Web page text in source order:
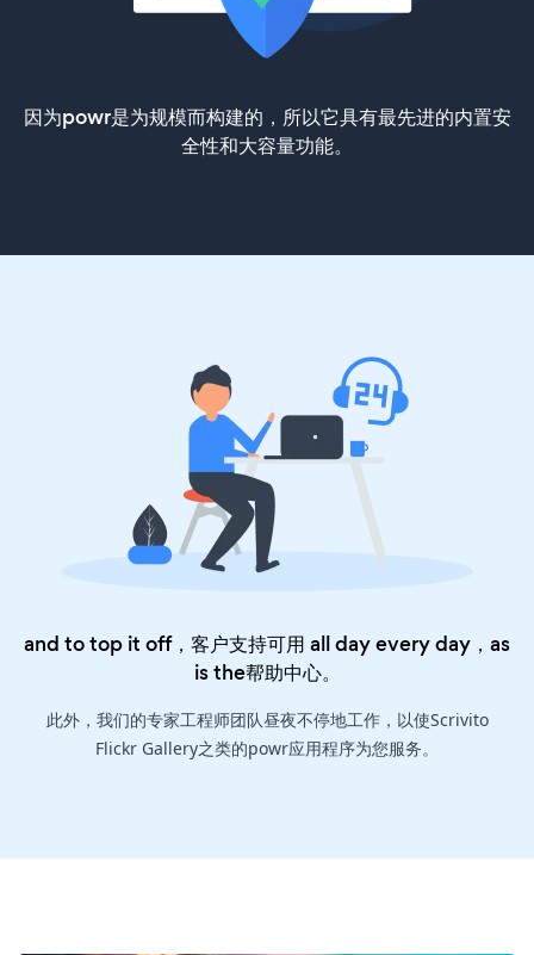
因为powr是为规模而构建的，所以它具有最先进的内置安
全性和大容量功能。
and to top it off，客户支持可用 all day every day，as
is the帮助中心。
此外，我们的专家工程师团队昼夜不停地工作，以使Scrivito
Flickr Gallery之类的powr应用程序为您服务。